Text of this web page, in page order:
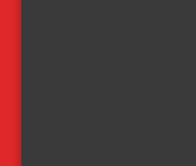
للصلاة، تزامنا مع اقتحام
إيتمار بن جفير للمسجد.